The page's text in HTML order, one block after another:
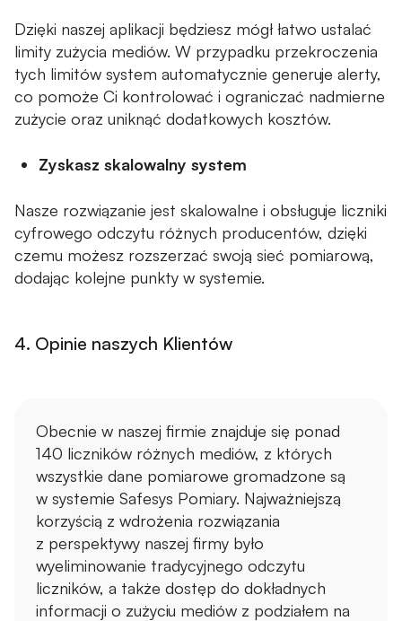
Dzięki naszej aplikacji będziesz mógł łatwo ustalać
limity zużycia mediów. W przypadku przekroczenia
tych limitów system automatycznie generuje alerty,
co pomoże Ci kontrolować i ograniczać nadmierne
zużycie oraz uniknąć dodatkowych kosztów.
Zyskasz skalowalny system
Nasze rozwiązanie jest skalowalne i obsługuje liczniki
cyfrowego odczytu różnych producentów, dzięki
czemu możesz rozszerzać swoją sieć pomiarową,
dodając kolejne punkty w systemie.
4. Opinie naszych Klientów
Obecnie w naszej firmie znajduje się ponad
140 liczników różnych mediów, z których
wszystkie dane pomiarowe gromadzone są
w systemie Safesys Pomiary. Najważniejszą
korzyścią z wdrożenia rozwiązania
z perspektywy naszej firmy było
wyeliminowanie tradycyjnego odczytu
liczników, a także dostęp do dokładnych
informacji o zużyciu mediów z podziałem na